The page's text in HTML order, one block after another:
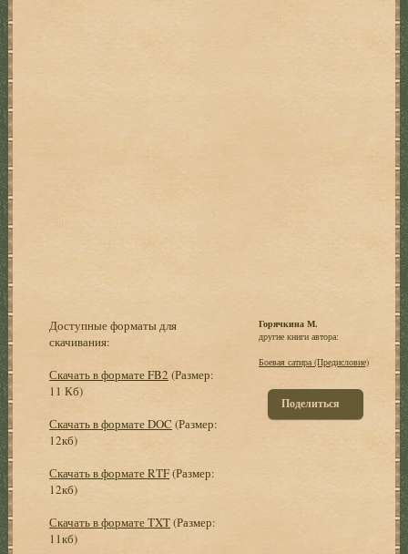
Доступные форматы для
скачивания:
Скачать в формате FB2 (Размер:
11 Кб)
Скачать в формате DOC (Размер:
12кб)
Скачать в формате RTF(Размер:
12кб)
Скачать в формате TXT(Размер:
11кб)
Горячкина М.
другие книги автора:
Боевая сатира (Предисловие)
Поделиться